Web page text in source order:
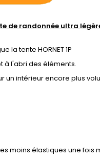
de randonnée ultra
la tente HORNET 1P
à l'abri des éléments.
intérieur encore plus
moins élastiques une fois